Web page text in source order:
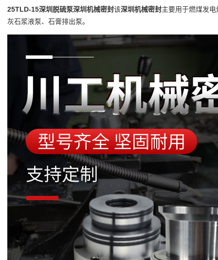
25TLD-15深圳脱硫泵深圳机械密封该深圳机械密封主要用于燃煤发
灰石浆液泵、石膏排出泵。